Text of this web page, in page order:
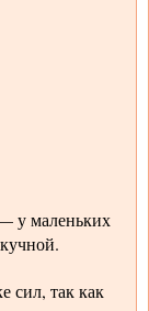
у маленьких
сил, так как